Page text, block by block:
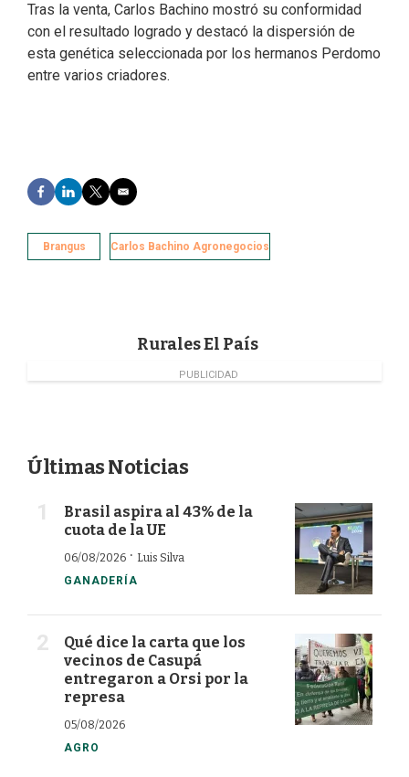
Tras la venta, Carlos Bachino mostró su conformidad
con el resultado logrado y destacó la dispersión de
esta genética seleccionada por los hermanos Perdomo
entre varios criadores.
F
a
e
b
L
i
k
e
T
w
t
E
m
i
l
Brangus Carlos Bachino Agronegocios
Rurales El País
PUBLICIDAD
Últimas Noticias
Brasil aspira al 43% de la
cuota de la UE
06/08/2026 · Luis Silva
GANADERÍA
Qué dice la carta que los
vecinos de Casupá
entregaron a Orsi por la
represa
05/08/2026
AGRO